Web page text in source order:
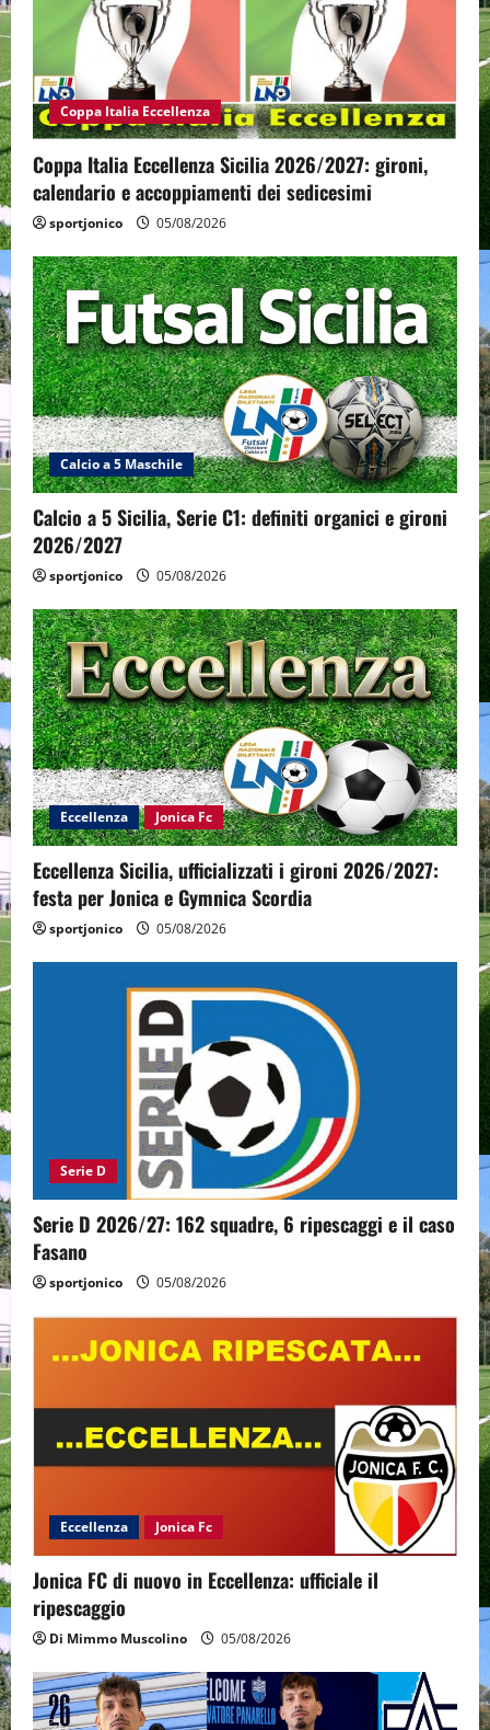
Coppa Italia Eccellenza
Coppa Italia Eccellenza Sicilia 2026/2027: gironi,
calendario e accoppiamenti dei sedicesimi
sportjonico 05/08/2026
Calcio a 5 Maschile
Calcio a 5 Sicilia, Serie C1: definiti organici e gironi
2026/2027
sportjonico 05/08/2026
Eccellenza Jonica Fc
Eccellenza Sicilia, ufficializzati i gironi 2026/2027:
festa per Jonica e Gymnica Scordia
sportjonico 05/08/2026
Serie D
Serie D 2026/27: 162 squadre, 6 ripescaggi e il caso
Fasano
sportjonico 05/08/2026
Eccellenza Jonica Fc
Jonica FC di nuovo in Eccellenza: ufficiale il
ripescaggio
Di Mimmo Muscolino 05/08/2026